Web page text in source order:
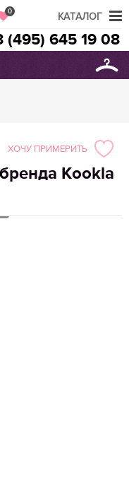
0
(495) 645 19 08
Kookla
ХОЧУ ПРИМЕРИТЬ
КАТАЛОГ